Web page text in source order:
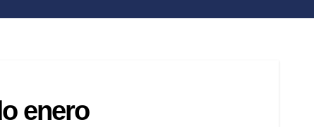
enero